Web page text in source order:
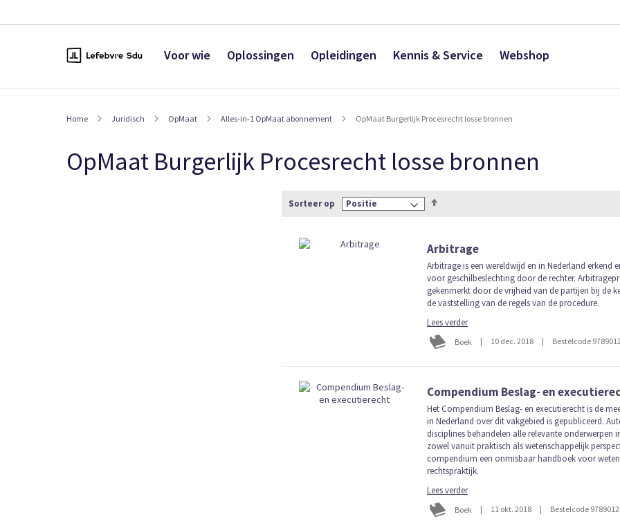
Voor wie Oplossingen Opleidingen Kennis & Service Webshop
Home Juridisch OpMaat Alles-in-1 OpMaat abonnement OpMaat Burgerlijk Procesrecht losse bronnen
OpMaat Burgerlijk Procesrecht losse bronnen
Sorteer op
sorteren
Arbitrage
Arbitrage is een wereldwijd en in Nederland erkend
voor geschilbeslechting door de rechter.
gekenmerkt door de vrijheid van de partijen bij de
de vaststelling van de regels van de procedure.
Lees verder
Boek | 10 dec. 2018 | Bestelcode
Compendium Beslag- en
Het Compendium Beslag- en executierecht is de
in Nederland over dit vakgebied is gepubliceerd.
disciplines behandelen alle relevante onderwerpen
zowel vanuit praktisch als wetenschappelijk
compendium een onmisbaar handboek voor
rechtspraktijk.
Lees verder
Boek | 11 okt. 2018 | Bestelcode